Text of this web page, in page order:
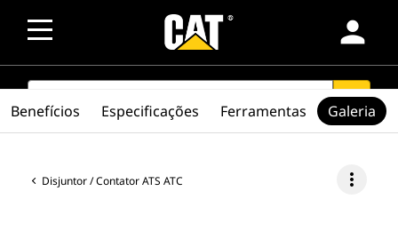
person
SEARCH search
Disjuntor / Contator ATS ATC more_vert
Benefícios Especificações Ferramentas Galeria